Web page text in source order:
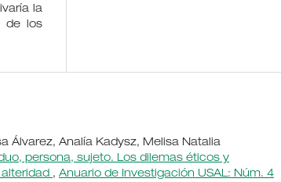
la
de los
Álvarez, Analía Kadysz, Melisa Natalia
persona, sujeto. Los dilemas éticos y
, Anuario de Investigación USAL: Núm. 4